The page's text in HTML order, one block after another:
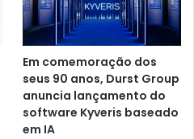
Em comemoração dos
seus 90 anos, Durst Group
anuncia lançamento do
software Kyveris baseado
em IA